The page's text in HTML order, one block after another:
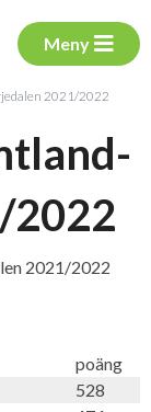
Meny
2021/2022
2022
2021/2022
poäng
528